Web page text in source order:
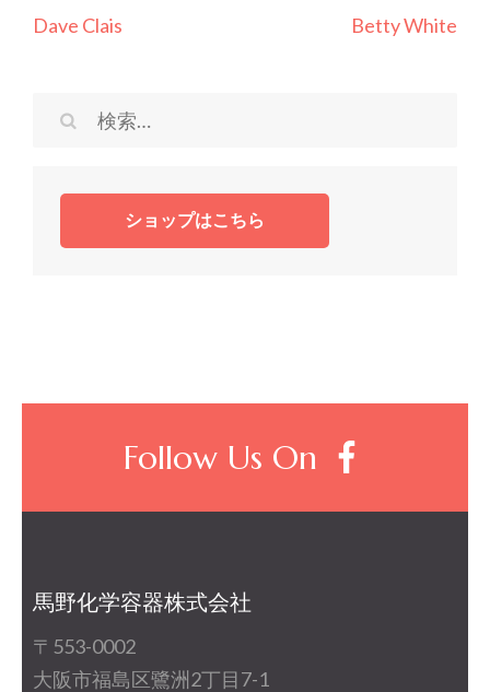
投
ビ
ー
ョ
Dave Clais Betty White
検
ショップはこちら
Follow Us On
馬野化学容器株式会社
〒553-0002
大阪市福島区鷺洲2丁目7-1